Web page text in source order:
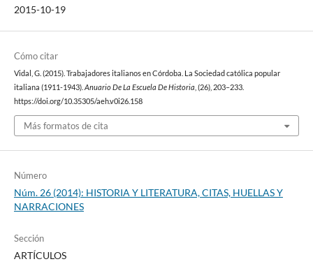
2015-10-19
Cómo citar
Vidal, G. (2015). Trabajadores italianos en Córdoba. La Sociedad católica popular
italiana (1911-1943). Anuario De La Escuela De Historia , (26), 203–233.
https://doi.org/10.35305/aeh.v0i26.158
Más formatos de cita
Número
Núm. 26 (2014): HISTORIA Y LITERATURA, CITAS, HUELLAS Y
NARRACIONES
Sección
ARTÍCULOS